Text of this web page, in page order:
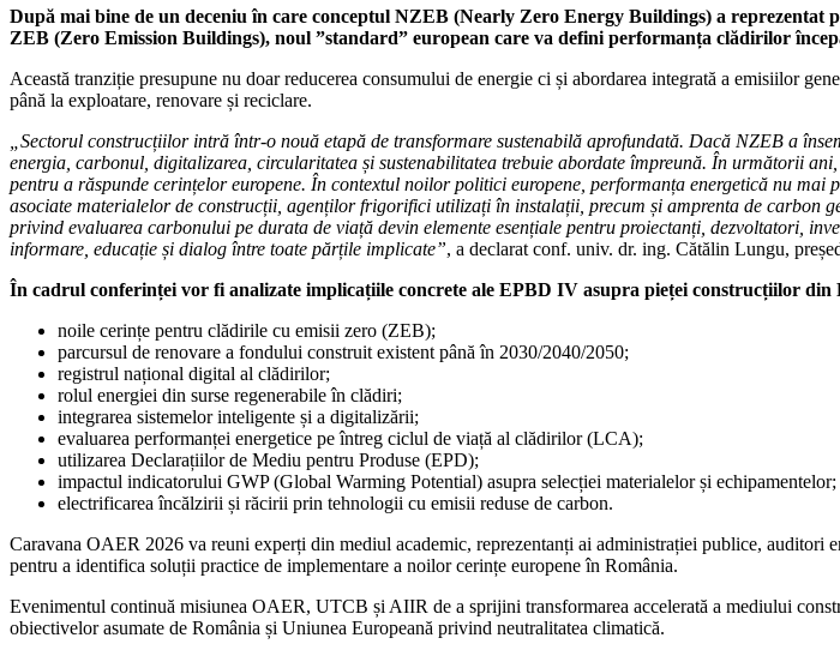
După mai bine de un deceniu în care conceptul NZEB (Nearly Zero Energy Buildings) a
ZEB (Zero Emission Buildings), noul ”standard” european care va defini performanța clădirilor
Această tranziție presupune nu doar reducerea consumului de energie ci și abordarea integrată a emisiilor
până la exploatare, renovare și reciclare.
„Sectorul construcțiilor intră într-o nouă etapă de transformare sustenabilă aprofundată. Dacă NZEB a
energia, carbonul, digitalizarea, circularitatea și sustenabilitatea trebuie abordate împreună. În următorii
pentru a răspunde cerințelor europene. În contextul noilor politici europene, performanța energetică nu
asociate materialelor de construcții, agenților frigorifici utilizați în instalații, precum și amprenta de carbon
privind evaluarea carbonului pe durata de viață devin elemente esențiale pentru proiectanți, dezvoltatori,
informare, educație și dialog între toate părțile implicate”, a declarat conf. univ. dr. ing. Cătălin Lungu,
În cadrul conferinței vor fi analizate implicațiile concrete ale EPBD IV asupra pieței construcțiilor din
noile cerințe pentru clădirile cu emisii zero (ZEB);
parcursul de renovare a fondului construit existent până în 2030/2040/2050;
registrul național digital al clădirilor;
rolul energiei din surse regenerabile în clădiri;
integrarea sistemelor inteligente și a digitalizării;
evaluarea performanței energetice pe întreg ciclul de viață al clădirilor (LCA);
utilizarea Declarațiilor de Mediu pentru Produse (EPD);
impactul indicatorului GWP (Global Warming Potential) asupra selecției materialelor și echipamentelor;
electrificarea încălzirii și răcirii prin tehnologii cu emisii reduse de carbon.
Caravana OAER 2026 va reuni experți din mediul academic, reprezentanți ai administrației publice,
pentru a identifica soluții practice de implementare a noilor cerințe europene în România.
Evenimentul continuă misiunea OAER, UTCB și AIIR de a sprijini transformarea accelerată a mediului
obiectivelor asumate de România și Uniunea Europeană privind neutralitatea climatică.